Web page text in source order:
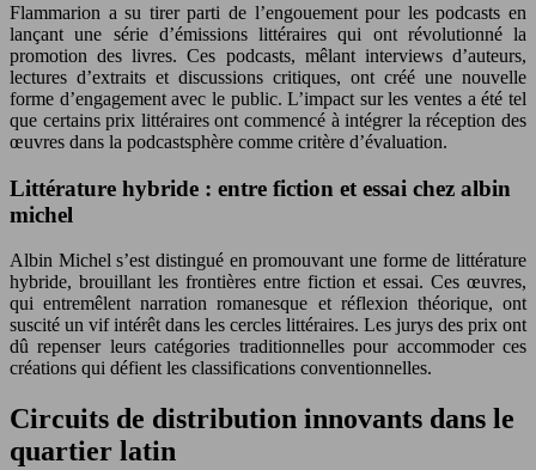
Flammarion a su tirer parti de l’engouement pour les podcasts en
lançant une série d’émissions littéraires qui ont révolutionné la
promotion des livres. Ces podcasts, mêlant interviews d’auteurs,
lectures d’extraits et discussions critiques, ont créé une nouvelle
forme d’engagement avec le public. L’impact sur les ventes a été tel
que certains prix littéraires ont commencé à intégrer la réception des
œuvres dans la podcastsphère comme critère d’évaluation.
Littérature hybride : entre fiction et essai chez albin
michel
Albin Michel s’est distingué en promouvant une forme de littérature
hybride, brouillant les frontières entre fiction et essai. Ces œuvres,
qui entremêlent narration romanesque et réflexion théorique, ont
suscité un vif intérêt dans les cercles littéraires. Les jurys des prix ont
dû repenser leurs catégories traditionnelles pour accommoder ces
créations qui défient les classifications conventionnelles.
Circuits de distribution innovants dans le
quartier latin